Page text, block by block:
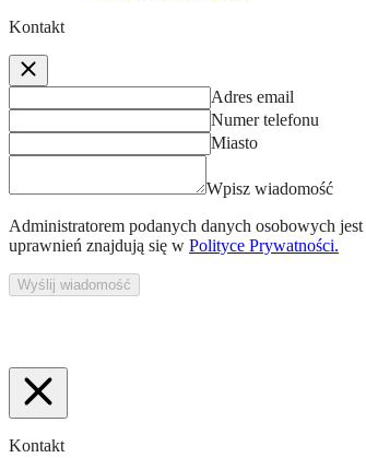
Kontakt
Adres email
Numer telefonu
Miasto
Wpisz wiadomość
Administratorem podanych danych osobowych jest
uprawnień znajdują się w Polityce Prywatności.
Wyślij wiadomość
Kontakt